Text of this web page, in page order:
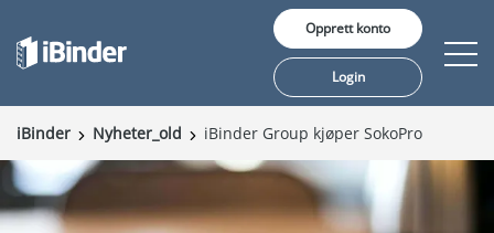
Våre tjenester
Pris
Opprett konto
Login
iBinder Nyheter_old iBinder Group kjøper SokoPro